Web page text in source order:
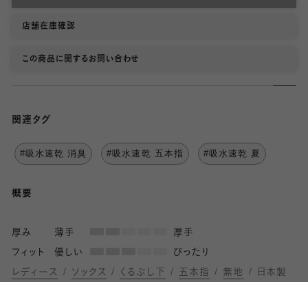
店舗在庫確認
この商品に関するお問い合わせ
関連タグ
#吸水速乾 消臭 #吸水速乾 五本指 #吸水速乾 夏
概要
厚み 薄手
厚手
フィット
優しい
ぴったり
レディース
ソックス くるぶし下 五本指 無地
日本製